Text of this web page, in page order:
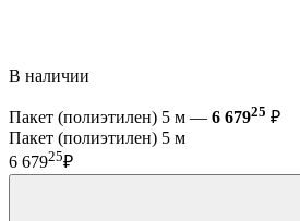
В наличии
Пакет (полиэтилен) 5 м — 6 67925 ₽
Пакет (полиэтилен) 5 м
6 67925₽